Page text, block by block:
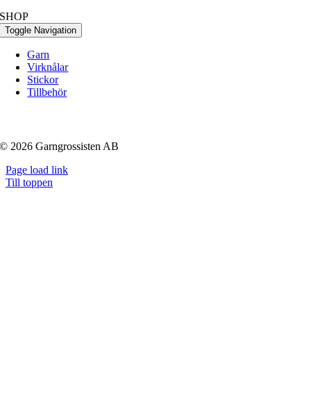
SHOP
Toggle Navigation
Garn
Virknålar
Stickor
Tillbehör
© 2026 Garngrossisten AB
Page load link
Till toppen